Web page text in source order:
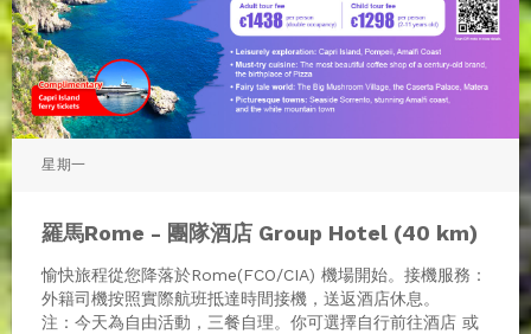
星期一
羅馬Rome - 團隊酒店 Group Hotel (40 km)
愉快旅程從您降落於Rome(FCO/CIA) 機場開始。接機服務：
外籍司機按照實際航班抵達時間接機，送返酒店休息。
注：今天為自由活動，三餐自理。你可選擇自行前往酒店 或